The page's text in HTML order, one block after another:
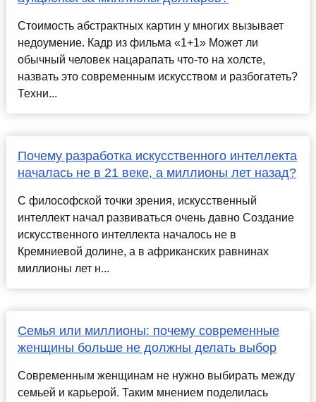
Стоимость абстрактных картин у многих вызывает
недоумение. Кадр из фильма «1+1» Может ли
обычный человек нацарапать что-то на холсте,
назвать это современным искусством и разбогатеть?
Техни...
Почему разработка искусственного интеллекта
началась не в 21 веке, а миллионы лет назад?
С философской точки зрения, искусственный
интеллект начал развиваться очень давно Создание
искусственного интеллекта началось не в
Кремниевой долине, а в африканских равнинах
миллионы лет н...
Семья или миллионы: почему современные
женщины больше не должны делать выбор
Современным женщинам не нужно выбирать между
семьей и карьерой. Таким мнением поделилась